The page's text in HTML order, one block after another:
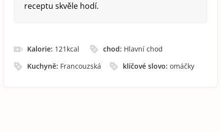
receptu skvěle hodí.
Kalorie: 121 kcal chod: Hlavní chod
Kuchyně: Francouzská klíčové slovo:omáčky